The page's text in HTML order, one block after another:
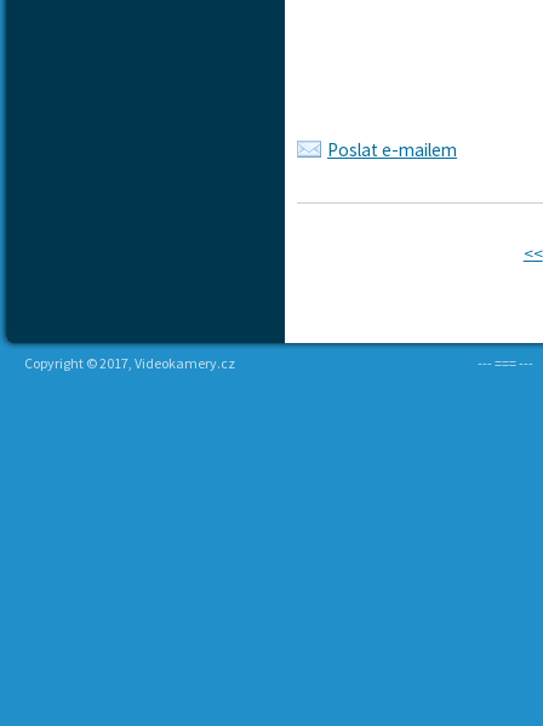
Poslat e-mailem
<<
Copyright © 2017, Videokamery.cz --- === ---